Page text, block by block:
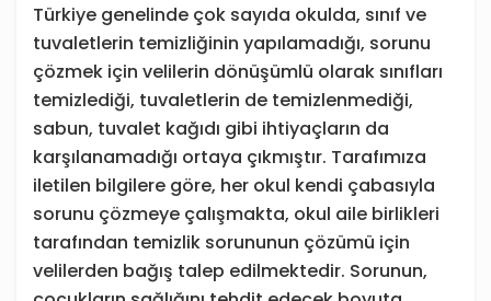
Türkiye genelinde çok sayıda okulda, sınıf ve
tuvaletlerin temizliğinin yapılamadığı, sorunu
çözmek için velilerin dönüşümlü olarak sınıfları
temizlediği, tuvaletlerin de temizlenmediği,
sabun, tuvalet kağıdı gibi ihtiyaçların da
karşılanamadığı ortaya çıkmıştır. Tarafımıza
iletilen bilgilere göre, her okul kendi çabasıyla
sorunu çözmeye çalışmakta, okul aile birlikleri
tarafından temizlik sorununun çözümü için
velilerden bağış talep edilmektedir. Sorunun,